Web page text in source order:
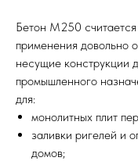
Бетон М250
применения довольно
несущие конструкции
промышленного
для:
монолитных плит
заливки ригелей и
домов;